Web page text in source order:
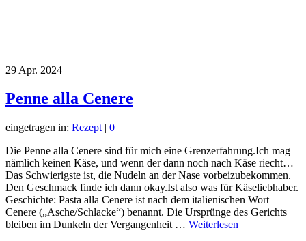
29 Apr. 2024
Penne alla Cenere
eingetragen in: Rezept | 0
Die Penne alla Cenere sind für mich eine Grenzerfahrung.Ich mag
nämlich keinen Käse, und wenn der dann noch nach Käse riecht…
Das Schwierigste ist, die Nudeln an der Nase vorbeizubekommen.
Den Geschmack finde ich dann okay.Ist also was für Käseliebhaber.
Geschichte: Pasta alla Cenere ist nach dem italienischen Wort
Cenere („Asche/Schlacke“) benannt. Die Ursprünge des Gerichts
bleiben im Dunkeln der Vergangenheit … Weiterlesen